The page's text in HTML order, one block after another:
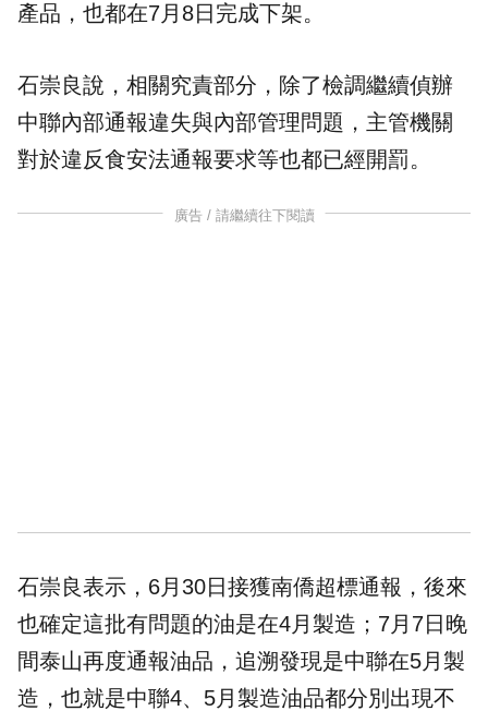
產品，也都在7月8日完成下架。
石崇良說，相關究責部分，除了檢調繼續偵辦
中聯內部通報違失與內部管理問題，主管機關
對於違反食安法通報要求等也都已經開罰。
廣告 / 請繼續往下閱讀
石崇良表示，6月30日接獲南僑超標通報，後來
也確定這批有問題的油是在4月製造；7月7日晚
間泰山再度通報油品，追溯發現是中聯在5月製
造，也就是中聯4、5月製造油品都分別出現不